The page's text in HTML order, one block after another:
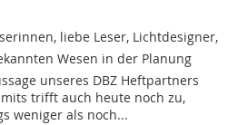
liebe Leser, Lichtdesigner,
Wesen in der Planung 
unseres DBZ Heftpartners
trifft auch heute noch zu,
weniger als noch...